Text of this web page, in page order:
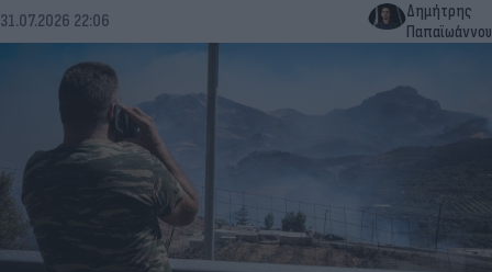
31.07.2026 22:06
Δημήτρης
Παπαϊωάννου